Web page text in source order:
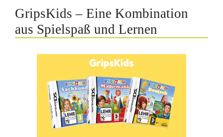
GripsKids – Eine Kombination
aus Spielspaß und Lernen